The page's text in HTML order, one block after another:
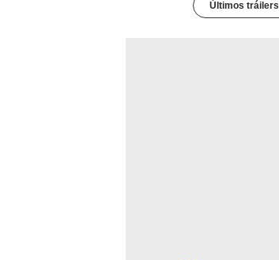
Últimos tráilers